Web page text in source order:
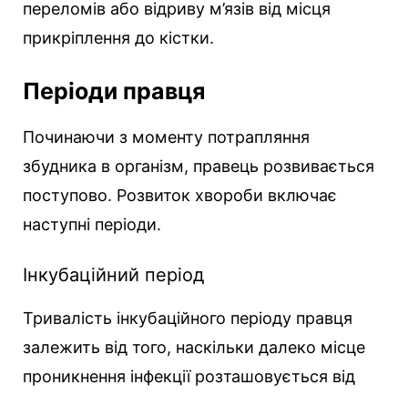
переломів або відриву м’язів від місця
прикріплення до кістки.
Періоди правця
Починаючи з моменту потрапляння
збудника в організм, правець розвивається
поступово. Розвиток хвороби включає
наступні періоди.
Інкубаційний період
Тривалість інкубаційного періоду правця
залежить від того, наскільки далеко місце
проникнення інфекції розташовується від